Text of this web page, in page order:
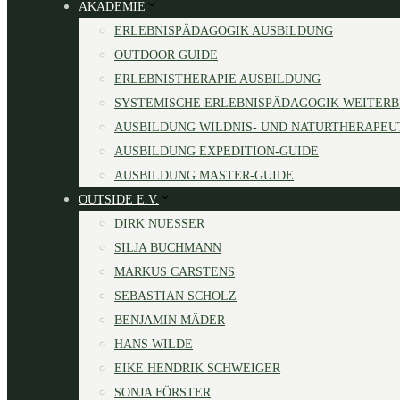
AKADEMIE
ERLEBNISPÄDAGOGIK AUSBILDUNG
OUTDOOR GUIDE
ERLEBNISTHERAPIE AUSBILDUNG
SYSTEMISCHE ERLEBNISPÄDAGOGIK
AUSBILDUNG WILDNIS- UND
AUSBILDUNG EXPEDITION-GUIDE
AUSBILDUNG MASTER-GUIDE
OUTSIDE E.V.
DIRK NUESSER
SILJA BUCHMANN
MARKUS CARSTENS
SEBASTIAN SCHOLZ
BENJAMIN MÄDER
HANS WILDE
EIKE HENDRIK SCHWEIGER
SONJA FÖRSTER